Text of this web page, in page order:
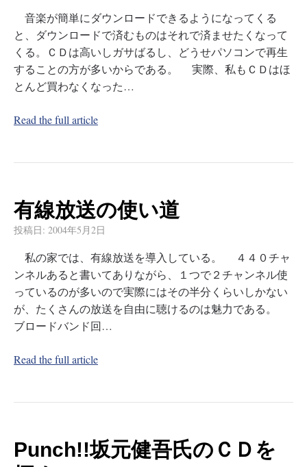
音楽が簡単にダウンロードできるようになってくる
と、ダウンロードで済むものはそれで済ませたくなって
くる。ＣＤは高いしガサばるし、どうせパソコンで再生
することの方が多いからである。 実際、私もＣＤはほ
とんど買わなくなった…
Read the full article
有線放送の使い道
投稿日: 2004年5月2日
私の家では、有線放送を導入している。 ４４０チャ
ンネルあると書いてありながら、１つで２チャンネル使
っているのが多いので実際にはその半分くらいしかない
が、たくさんの放送を自由に聴けるのは魅力である。
ブロードバンド回…
Read the full article
Punch!!坂元健吾氏のＣＤを